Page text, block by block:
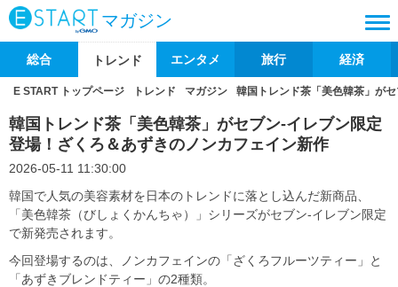
マガジン
総合 トレンド エンタメ 旅行 経済
E START トップページ トレンド マガジン 韓国トレンド茶「美色韓茶」が
韓国トレンド茶「美色韓茶」がセブン-イレブン限定
登場！ざくろ＆あずきのノンカフェイン新作
2026-05-11 11:30:00
韓国で人気の美容素材を日本のトレンドに落とし込んだ新商品、
「美色韓茶（びしょくかんちゃ）」シリーズがセブン-イレブン限定
で新発売されます。
今回登場するのは、ノンカフェインの「ざくろフルーツティー」と
「あずきブレンドティー」の2種類。